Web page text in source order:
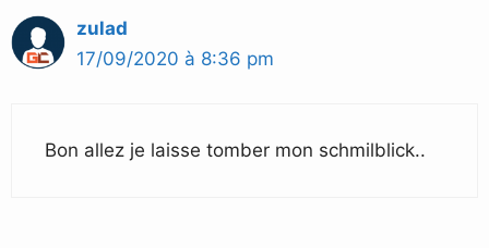
zulad
17/09/2020 à 8:36 pm
Bon allez je laisse tomber mon schmilblick..